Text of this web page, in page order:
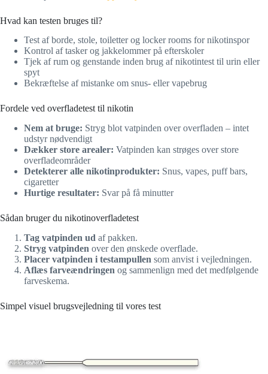
Hvad kan testen bruges til?
Test af borde, stole, toiletter og locker rooms for nikotinspor
Kontrol af tasker og jakkelommer på efterskoler
Tjek af rum og genstande inden brug af nikotintest til urin eller
spyt
Bekræftelse af mistanke om snus- eller vapebrug
Fordele ved overfladetest til nikotin
Nem at bruge: Stryg blot vatpinden over overfladen – intet
udstyr nødvendigt
Dækker store arealer: Vatpinden kan strøges over store
overfladeområder
Detekterer alle nikotinprodukter: Snus, vapes, puff bars,
cigaretter
Hurtige resultater: Svar på få minutter
Sådan bruger du nikotinoverfladetest
Tag vatpinden ud af pakken.
Stryg vatpinden over den ønskede overflade.
Placer vatpinden i testampullen som anvist i vejledningen.
Aflæs farveændringen og sammenlign med det medfølgende
farveskema.
Simpel visuel brugsvejledning til vores test